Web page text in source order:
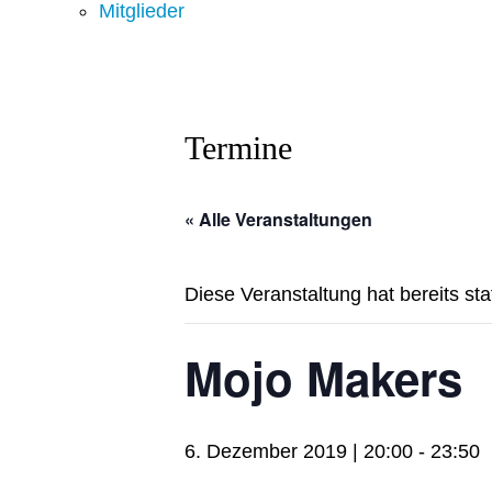
Mitglieder
Termine
« Alle Veranstaltungen
Diese Veranstaltung hat bereits
Mojo Makers
6. Dezember 2019 | 20:00 - 23:50